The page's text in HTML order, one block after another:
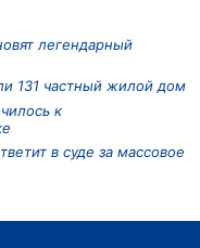
легендарный
131 частный жилой дом
к
в суде за массовое